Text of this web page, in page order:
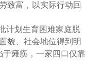
致富，以实际行动回
计划生育困难家庭脱
貌、社会地位得到明
瘫痪，一家四口仅靠